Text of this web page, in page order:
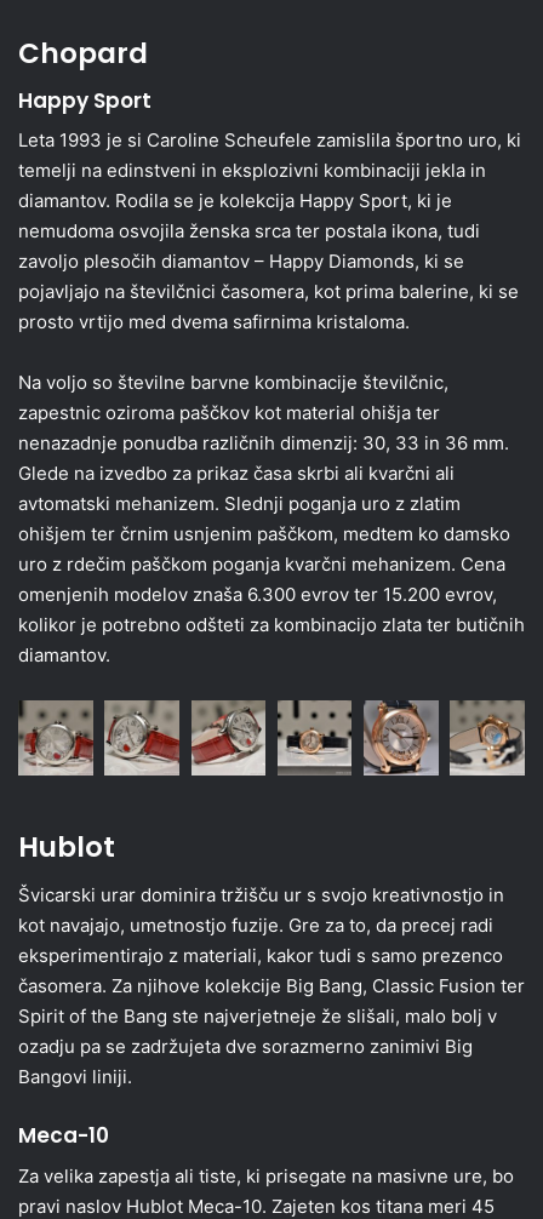
Chopard
Happy Sport
Leta 1993 je si Caroline Scheufele zamislila športno uro, ki
temelji na edinstveni in eksplozivni kombinaciji jekla in
diamantov. Rodila se je kolekcija Happy Sport, ki je
nemudoma osvojila ženska srca ter postala ikona, tudi
zavoljo plesočih diamantov – Happy Diamonds, ki se
pojavljajo na številčnici časomera, kot prima balerine, ki se
prosto vrtijo med dvema safirnima kristaloma.
Na voljo so številne barvne kombinacije številčnic,
zapestnic oziroma paščkov kot material ohišja ter
nenazadnje ponudba različnih dimenzij: 30, 33 in 36 mm.
Glede na izvedbo za prikaz časa skrbi ali kvarčni ali
avtomatski mehanizem. Slednji poganja uro z zlatim
ohišjem ter črnim usnjenim paščkom, medtem ko damsko
uro z rdečim paščkom poganja kvarčni mehanizem. Cena
omenjenih modelov znaša 6.300 evrov ter 15.200 evrov,
kolikor je potrebno odšteti za kombinacijo zlata ter butičnih
diamantov.
Hublot
Švicarski urar dominira tržišču ur s svojo kreativnostjo in
kot navajajo, umetnostjo fuzije. Gre za to, da precej radi
eksperimentirajo z materiali, kakor tudi s samo prezenco
časomera. Za njihove kolekcije Big Bang, Classic Fusion ter
Spirit of the Bang ste najverjetneje že slišali, malo bolj v
ozadju pa se zadržujeta dve sorazmerno zanimivi Big
Bangovi liniji.
Meca-10
Za velika zapestja ali tiste, ki prisegate na masivne ure, bo
pravi naslov Hublot Meca-10. Zajeten kos titana meri 45